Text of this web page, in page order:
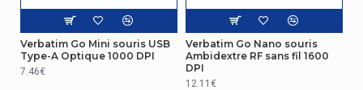
Verbatim Go Mini souris USB
Type-A Optique 1000 DPI
7.46€
Verbatim Go Nano souris
Ambidextre RF sans fil 1600
DPI
12.11€